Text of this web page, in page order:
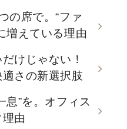
の席で。“ファ
増えている理由
けじゃない！
さの新選択肢
息”を。オフィス
由